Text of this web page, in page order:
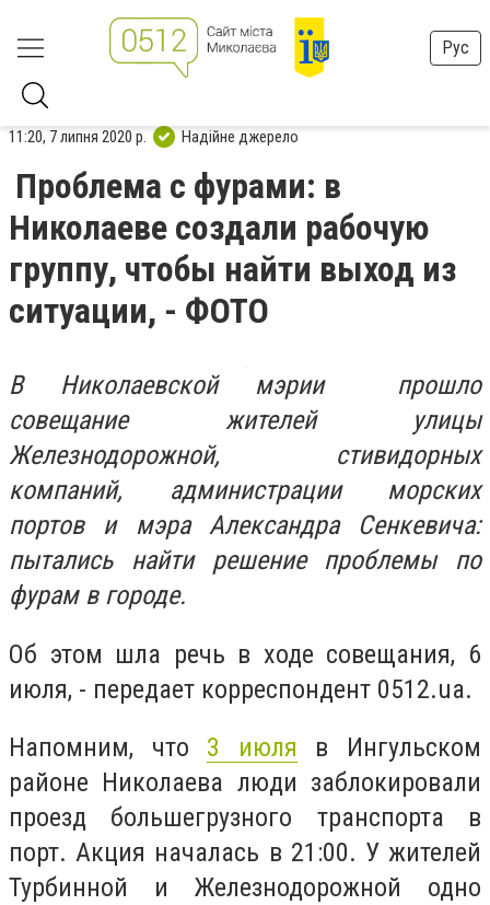
Рус
11:20, 7 липня 2020 р. Надійне джерело
Проблема с фурами: в
Николаеве создали рабочую
группу, чтобы найти выход из
ситуации, - ФОТО
В Николаевской мэрии прошло
совещание жителей улицы
Железнодорожной, стивидорных
компаний, администрации морских
портов и мэра Александра Сенкевича:
пытались найти решение проблемы по
фурам в городе.
Об этом шла речь в ходе совещания, 6
июля, - передает корреспондент 0512.ua.
Напомним, что 3 июля в Ингульском
районе Николаева люди заблокировали
проезд большегрузного транспорта в
порт. Акция началась в 21:00. У жителей
Турбинной и Железнодорожной одно